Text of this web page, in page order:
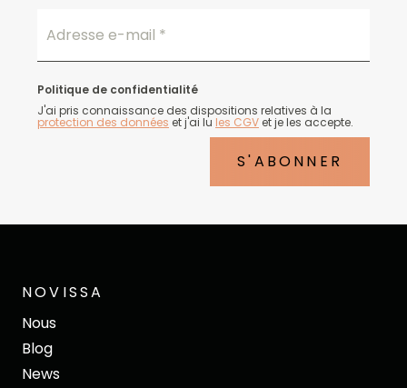
Adresse e-mail *
Politique de confidentialité
J'ai pris connaissance des dispositions relatives à la
protection des données et j'ai lu les CGV et je les accepte.
S'ABONNER
NOVISSA
Nous
Blog
News